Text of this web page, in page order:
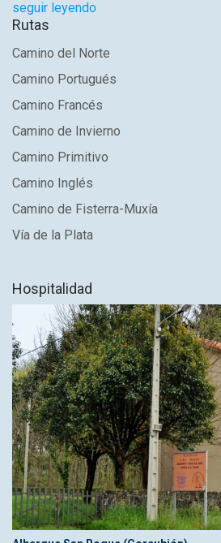
seguir leyendo
Rutas
Camino del Norte
Camino Portugués
Camino Francés
Camino de Invierno
Camino Primitivo
Camino Inglés
Camino de Fisterra-Muxía
Vía de la Plata
Hospitalidad